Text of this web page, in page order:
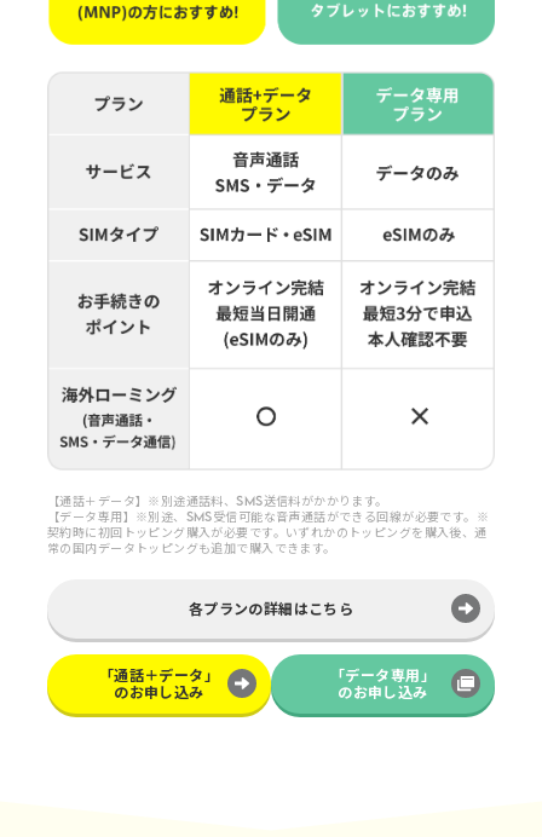
【通話＋データ】※別途通話料、SMS送信料がかかります。
【データ専用】※別途、SMS受信可能な音声通話ができる回線が必要です。※
契約時に初回トッピング購入が必要です。いずれかのトッピングを購入後、通
常の国内データトッピングも追加で購入できます。
各プランの詳細はこちら
「通話＋データ」
のお申し込み
「データ専用」
のお申し込み